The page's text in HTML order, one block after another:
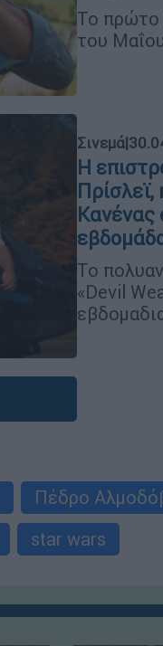
Το πρώτο
του
Σινεμά|
Η
Κανένας
Το
«Devil
Πέδρο
star wars